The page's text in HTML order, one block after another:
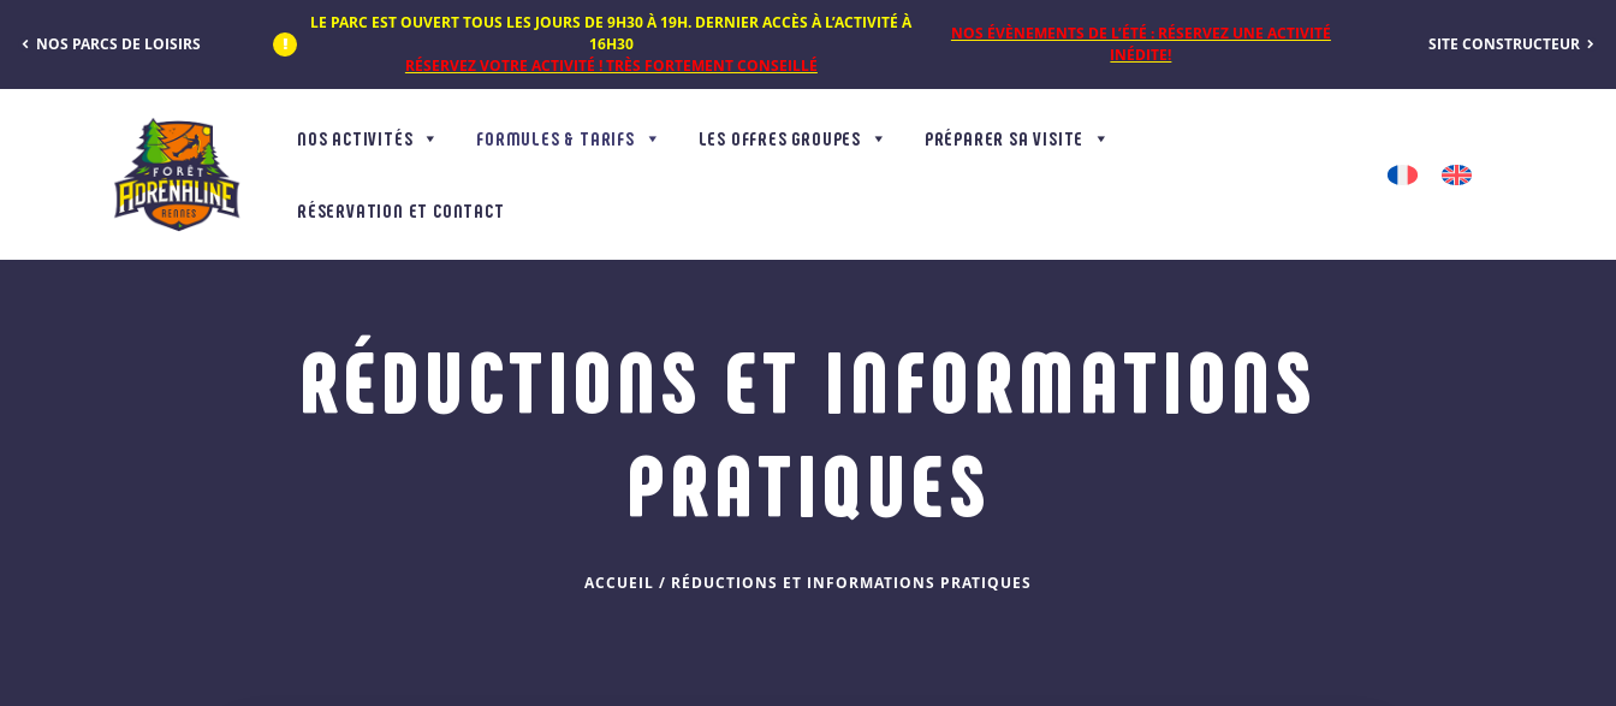
NOS PARCS DE LOISIRS
LE PARC EST OUVERT TOUS LES JOURS DE 9H30 À 19H. DERNIER ACCÈS À L’ACTIVITÉ À
16H30
RÉSERVEZ VOTRE ACTIVITÉ ! TRÈS FORTEMENT CONSEILLÉ
NOS ÉVÈNEMENTS DE L’ÉTÉ : RÉSERVEZ UNE ACTIVITÉ
INÉDITE!
SITE CONSTRUCTEUR
NOS ACTIVITÉS FORMULES & TARIFS LES OFFRES GROUPES PRÉPARER SA VISITE
RÉSERVATION ET CONTACT
RÉDUCTIONS ET INFORMATIONS
PRATIQUES
ACCUEIL / RÉDUCTIONS ET INFORMATIONS PRATIQUES